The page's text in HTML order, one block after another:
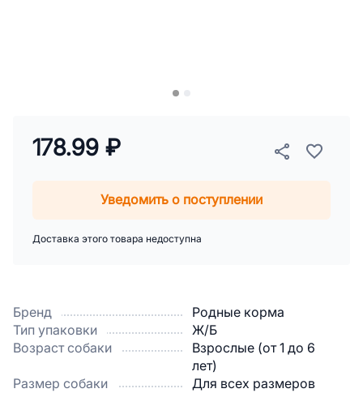
Бренд
Родные корма
Тип упаковки
Ж/Б
Возраст собаки
Взрослые (от 1 до 6
лет)
Размер собаки
Для всех размеров
178.99 ₽
Уведомить о поступлении
Доставка этого товара недоступна